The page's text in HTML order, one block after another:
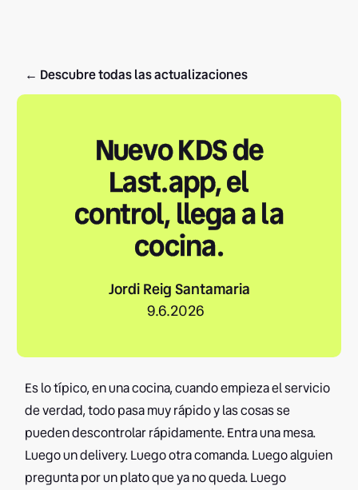
← Descubre todas las actualizaciones
Nuevo KDS de
Last.app, el
control, llega a la
cocina.
Jordi Reig Santamaria
9.6.2026
Es lo típico, en una cocina, cuando empieza el servicio
de verdad, todo pasa muy rápido y las cosas se
pueden descontrolar rápidamente. Entra una mesa.
Luego un delivery. Luego otra comanda. Luego alguien
pregunta por un plato que ya no queda. Luego